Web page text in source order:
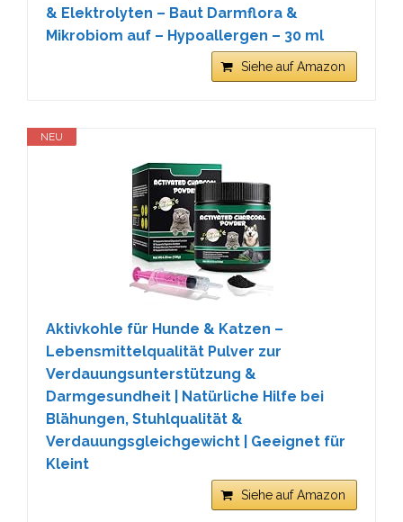
& Elektrolyten – Baut Darmflora &
Mikrobiom auf – Hypoallergen – 30 ml
Siehe auf Amazon
NEU
Aktivkohle für Hunde & Katzen –
Lebensmittelqualität Pulver zur
Verdauungsunterstützung &
Darmgesundheit | Natürliche Hilfe bei
Blähungen, Stuhlqualität &
Verdauungsgleichgewicht | Geeignet für
Kleint
Siehe auf Amazon